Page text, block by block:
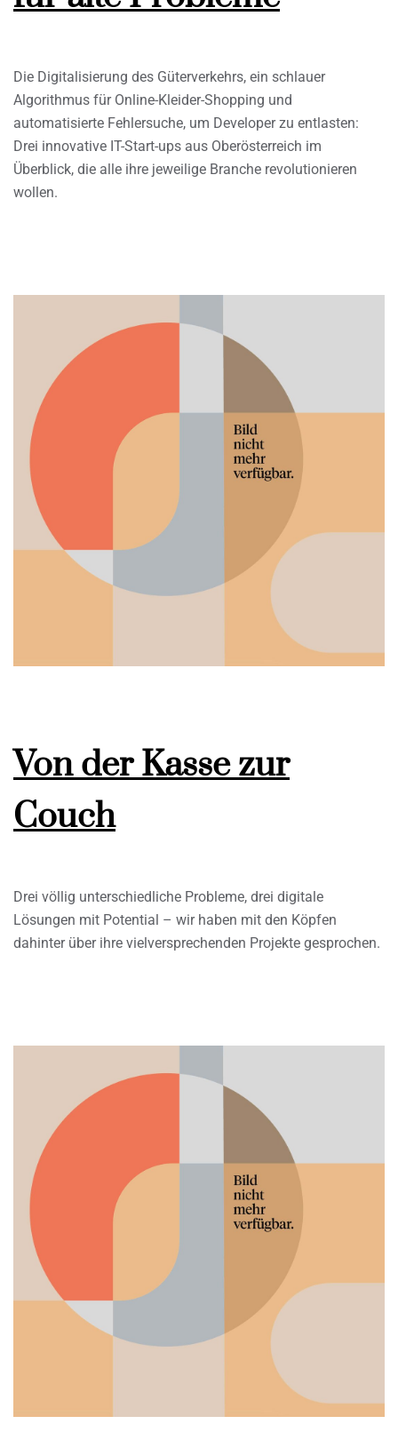
Die Digitalisierung des Güterverkehrs, ein schlauer
Algorithmus für Online-Kleider-Shopping und
automatisierte Fehlersuche, um Developer zu entlasten:
Drei innovative IT-Start-ups aus Oberösterreich im
Überblick, die alle ihre jeweilige Branche revolutionieren
wollen.
Von der Kasse zur
Couch
Drei völlig unterschiedliche Probleme, drei digitale
Lösungen mit Potential – wir haben mit den Köpfen
dahinter über ihre vielversprechenden Projekte gesprochen.